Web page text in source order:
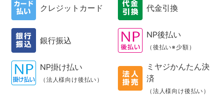
クレジットカード 代金引換
銀行振込
NP後払い
（後払い※少額）
NP掛け払い
（法人様向け後払い）
ミヤジかんたん決
済
（法人様向け後払い）